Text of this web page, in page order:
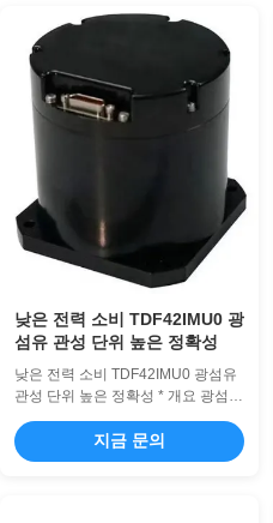
낮은 전력 소비 TDF42IMU0 광
섬유 관성 단위 높은 정확성
낮은 전력 소비 TDF42IMU0 광섬유
관성 단위 높은 정확성 * 개요 광섬유
관성 단위는 작은 크기, 가벼운 무게,
낮은 전력 소비 및 높은 정확성의 장
점을 가지고 있습니다. 그들은 순수
지금 문의